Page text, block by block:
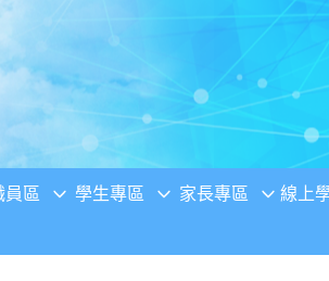
員區 學生專區 家長專區 線上